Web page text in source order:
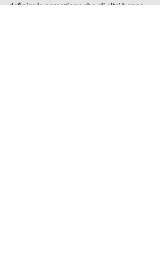
definire la percezione che gli altri hanno